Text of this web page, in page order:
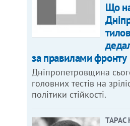
Що
за правилами фронту
Дніпропетровщина
головних тестів на
політики стійкості.
ТАРАС